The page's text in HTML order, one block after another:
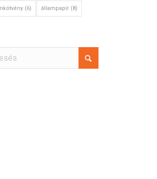
(6) állampapír (8)